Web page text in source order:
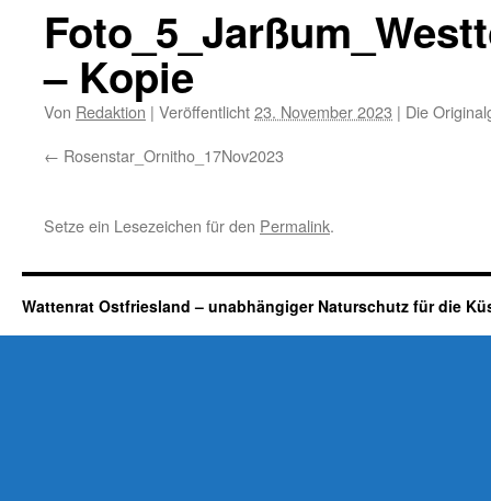
– Kopie
Von Redaktion | Veröffentlicht23. November 2023 | Die
Rosenstar_Ornitho_17Nov2023
Setze ein Lesezeichen für den Permalink.
Wattenrat Ostfriesland – unabhängiger Naturschutz für die